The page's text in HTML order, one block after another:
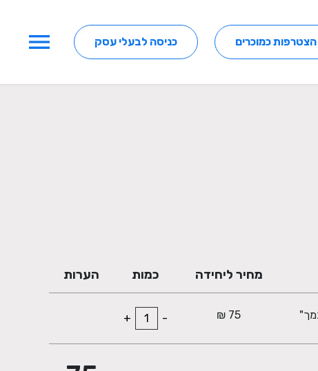
הצטרפות כמוכרים כניסה לבעלי עסק menu
מחיר ליחידה כמות הערות
75 ₪
-
+